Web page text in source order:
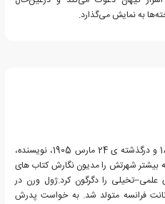
به نمایش می‌گذارد.
ژول گابریل ورن، زاده ی 8 فوریه ی 1828 و درگذشته ی 24 مارس 1905، نویسنده،
بیشتر شهرتش را مدیون نگارش کتاب های
را دگرگون کرد.ژول ورن در
فرانسه متولد شد. به خواست پدرش